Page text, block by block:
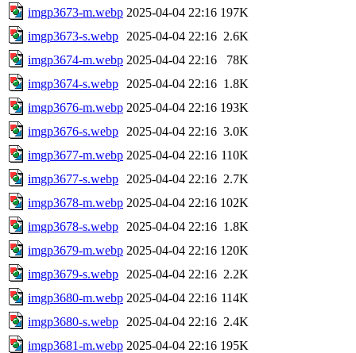
imgp3673-m.webp 2025-04-04 22:16 197K
imgp3673-s.webp
2025-04-04 22:16 2.6K
imgp3674-m.webp 2025-04-04 22:16
78K
imgp3674-s.webp
2025-04-04 22:16 1.8K
imgp3676-m.webp 2025-04-04 22:16 193K
imgp3676-s.webp
2025-04-04 22:16 3.0K
imgp3677-m.webp 2025-04-04 22:16 110K
imgp3677-s.webp
2025-04-04 22:16 2.7K
imgp3678-m.webp 2025-04-04 22:16 102K
imgp3678-s.webp
2025-04-04 22:16 1.8K
imgp3679-m.webp 2025-04-04 22:16 120K
imgp3679-s.webp
2025-04-04 22:16 2.2K
imgp3680-m.webp 2025-04-04 22:16 114K
imgp3680-s.webp
2025-04-04 22:16 2.4K
imgp3681-m.webp 2025-04-04 22:16 195K